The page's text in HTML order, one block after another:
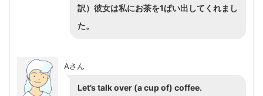
訳）彼女は私にお茶を1ぱい出してくれまし
た。
Aさん
Let’s talk over (a cup of) coffee.